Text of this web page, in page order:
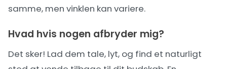
samme, men vinklen kan variere.
Hvad hvis nogen afbryder mig?
Det sker! Lad dem tale, lyt, og find et naturligt